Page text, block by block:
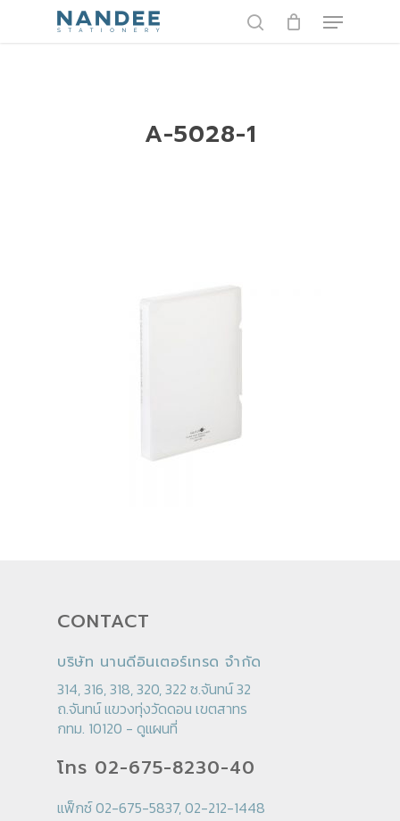
Menu
A-5028-1
CONTACT
บริษัท นานดีอินเตอร์เทรด จำกัด
314, 316, 318, 320, 322 ซ.จันทน์ 32
ถ.จันทน์ แขวงทุ่งวัดดอน เขตสาทร
กทม. 10120 - ดูแผนที่
โทร 02-675-8230-40
แฟ็กซ์ 02-675-5837, 02-212-1448